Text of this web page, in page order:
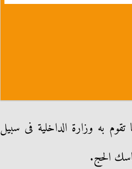
به وزارة الداخلية فى سبيل
الحج.